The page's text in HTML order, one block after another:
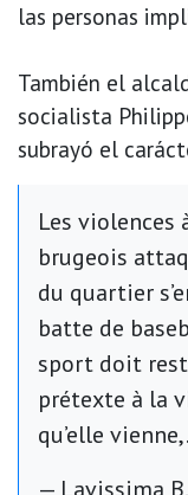
las personas
También el
socialista
subrayó el
Les violences
brugeois
du quartier
batte de
sport doit
prétexte à la
qu’elle